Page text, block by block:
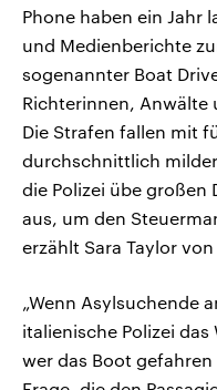
Phone haben ein Jahr
und Medienberichte
sogenannter Boat
Richterinnen, Anwälte
Die Strafen fallen mit
durchschnittlich
die Polizei übe großen
aus, um den
erzählt Sara Taylor
„Wenn Asylsuchende
italienische Polizei
wer das Boot